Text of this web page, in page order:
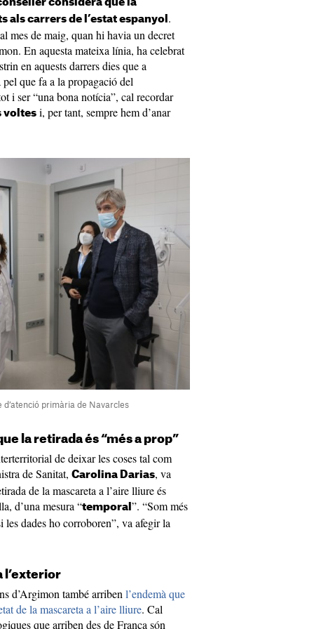
considera que la
als carrers de l’estat espanyol .
mes de maig, quan hi havia un decret
En aquesta mateixa línia, ha celebrat
en aquests darrers dies que a
que fa a la propagació del
i ser “una bona notícia”, cal recordar
voltes i, per tant, sempre hem d’anar
primària de Navarcles
la retirada és “més a prop”
de deixar les coses tal com
de Sanitat, Carolina Darias, va
de la mascareta a l’aire lliure és
d’una mesura “temporal ”. “Som més
les dades ho corroboren”, va afegir la
l’exterior
d’Argimon també arribenl’endemà que
de la mascareta a l’aire lliure. Cal
que arriben des de França són